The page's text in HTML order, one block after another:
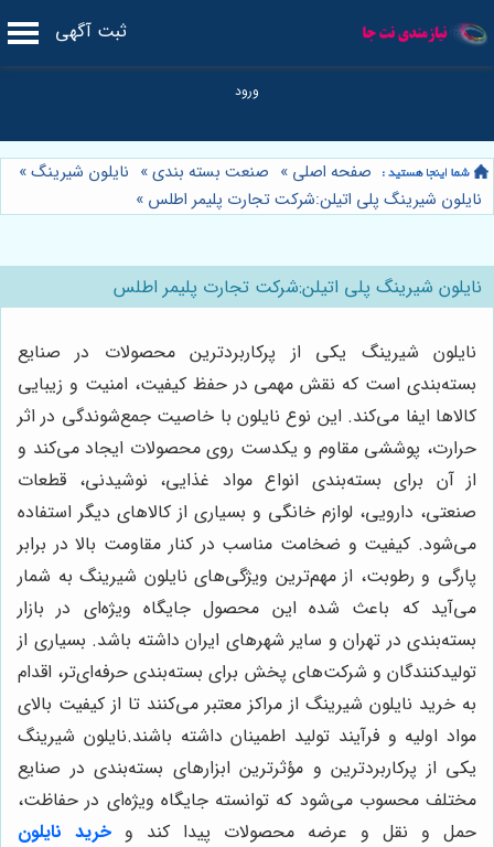
ثبت آگهی
صفحه اصلی » صنعت بسته بندی» نایلون شیرینگ»
نایلون شیرینگ پلی اتیلن:شرکت تجارت پلیمر اطلس »
نایلون شیرینگ پلی اتیلن:شرکت تجارت پلیمر اطلس
نایلون شیرینگ یکی از پرکاربردترین محصولات در صنایع
بسته‌بندی است که نقش مهمی در حفظ کیفیت، امنیت و زیبایی
کالاها ایفا می‌کند. این نوع نایلون با خاصیت جمع‌شوندگی در اثر
حرارت، پوششی مقاوم و یکدست روی محصولات ایجاد می‌کند و
از آن برای بسته‌بندی انواع مواد غذایی، نوشیدنی، قطعات
صنعتی، دارویی، لوازم خانگی و بسیاری از کالاهای دیگر استفاده
می‌شود. کیفیت و ضخامت مناسب در کنار مقاومت بالا در برابر
پارگی و رطوبت، از مهم‌ترین ویژگی‌های نایلون شیرینگ به شمار
می‌آید که باعث شده این محصول جایگاه ویژه‌ای در بازار
بسته‌بندی در تهران و سایر شهرهای ایران داشته باشد. بسیاری از
تولیدکنندگان و شرکت‌های پخش برای بسته‌بندی حرفه‌ای‌تر، اقدام
به خرید نایلون شیرینگ از مراکز معتبر می‌کنند تا از کیفیت بالای
مواد اولیه و فرآیند تولید اطمینان داشته باشند.نایلون شیرینگ
یکی از پرکاربردترین و مؤثرترین ابزارهای بسته‌بندی در صنایع
مختلف محسوب می‌شود که توانسته جایگاه ویژه‌ای در حفاظت،
حمل و نقل و عرضه محصولات پیدا کند و خرید نایلون